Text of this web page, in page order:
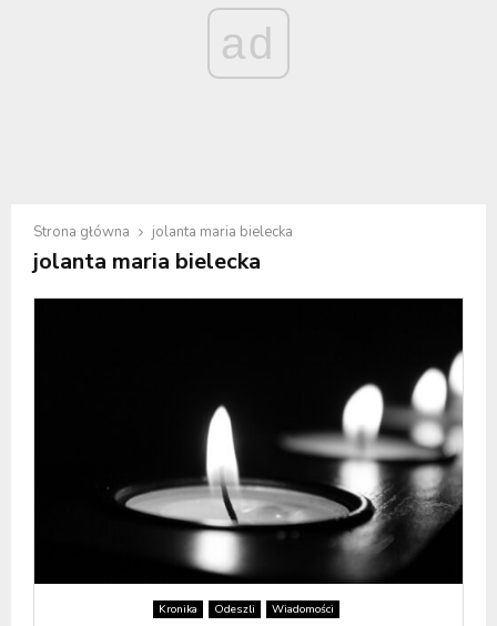
ad
Strona główna jolanta maria bielecka
jolanta maria bielecka
Kronika Odeszli Wiadomości